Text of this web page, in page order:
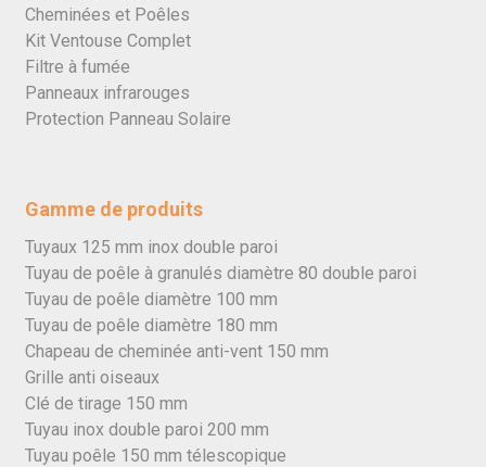
Cheminées et Poêles
Kit Ventouse Complet
Filtre à fumée
Panneaux infrarouges
Protection Panneau Solaire
Gamme de produits
Tuyaux 125 mm inox double paroi
Tuyau de poêle à granulés diamètre 80 double paroi
Tuyau de poêle diamètre 100 mm
Tuyau de poêle diamètre 180 mm
Chapeau de cheminée anti-vent 150 mm
Grille anti oiseaux
Clé de tirage 150 mm
Tuyau inox double paroi 200 mm
Tuyau poêle 150 mm télescopique